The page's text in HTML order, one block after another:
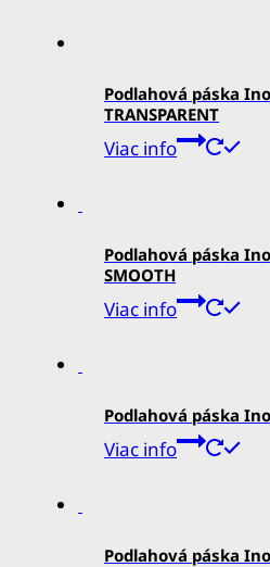
Podlahová páska
TRANSPARENT
Viac info
Podlahová páska
SMOOTH
Viac info
Podlahová páska
Viac info
Podlahová páska